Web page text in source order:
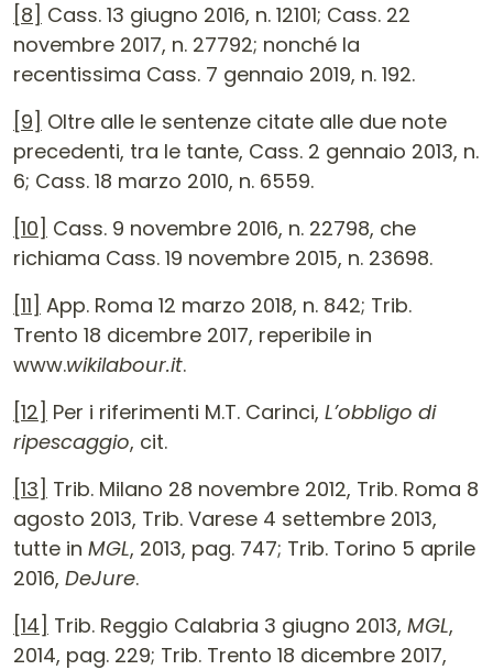
[8] Cass. 13 giugno 2016, n. 12101; Cass. 22
novembre 2017, n. 27792; nonché la
recentissima Cass. 7 gennaio 2019, n. 192.
[9] Oltre alle le sentenze citate alle due note
precedenti, tra le tante, Cass. 2 gennaio 2013, n.
6; Cass. 18 marzo 2010, n. 6559.
[10] Cass. 9 novembre 2016, n. 22798, che
richiama Cass. 19 novembre 2015, n. 23698.
[11] App. Roma 12 marzo 2018, n. 842; Trib.
Trento 18 dicembre 2017, reperibile in
www.wikilabour.it.
[12] Per i riferimenti M.T. Carinci, L’obbligo di
ripescaggio, cit.
[13] Trib. Milano 28 novembre 2012, Trib. Roma 8
agosto 2013, Trib. Varese 4 settembre 2013,
tutte in MGL, 2013, pag. 747; Trib. Torino 5 aprile
2016, DeJure.
[14] Trib. Reggio Calabria 3 giugno 2013, MGL,
2014, pag. 229; Trib. Trento 18 dicembre 2017,